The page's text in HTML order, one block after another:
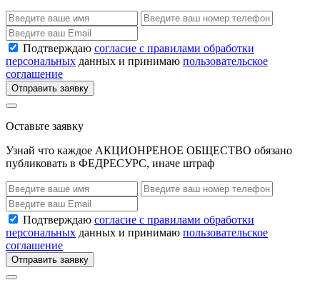
Подтверждаю согласие с правилами обработки
персональных данных и принимаю пользовательское
соглашение
Отправить заявку
Оставьте заявку
Узнай что каждое АКЦИОНРЕНОЕ ОБЩЕСТВО обязано
публиковать в ФЕДРЕСУРС, иначе штраф
Подтверждаю согласие с правилами обработки
персональных данных и принимаю пользовательское
соглашение
Отправить заявку